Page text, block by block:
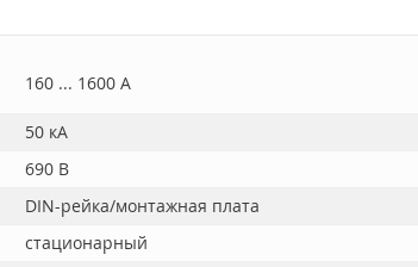
160 ... 1600 А
50 кА
690 В
DIN-рейка/монтажная плата
стационарный